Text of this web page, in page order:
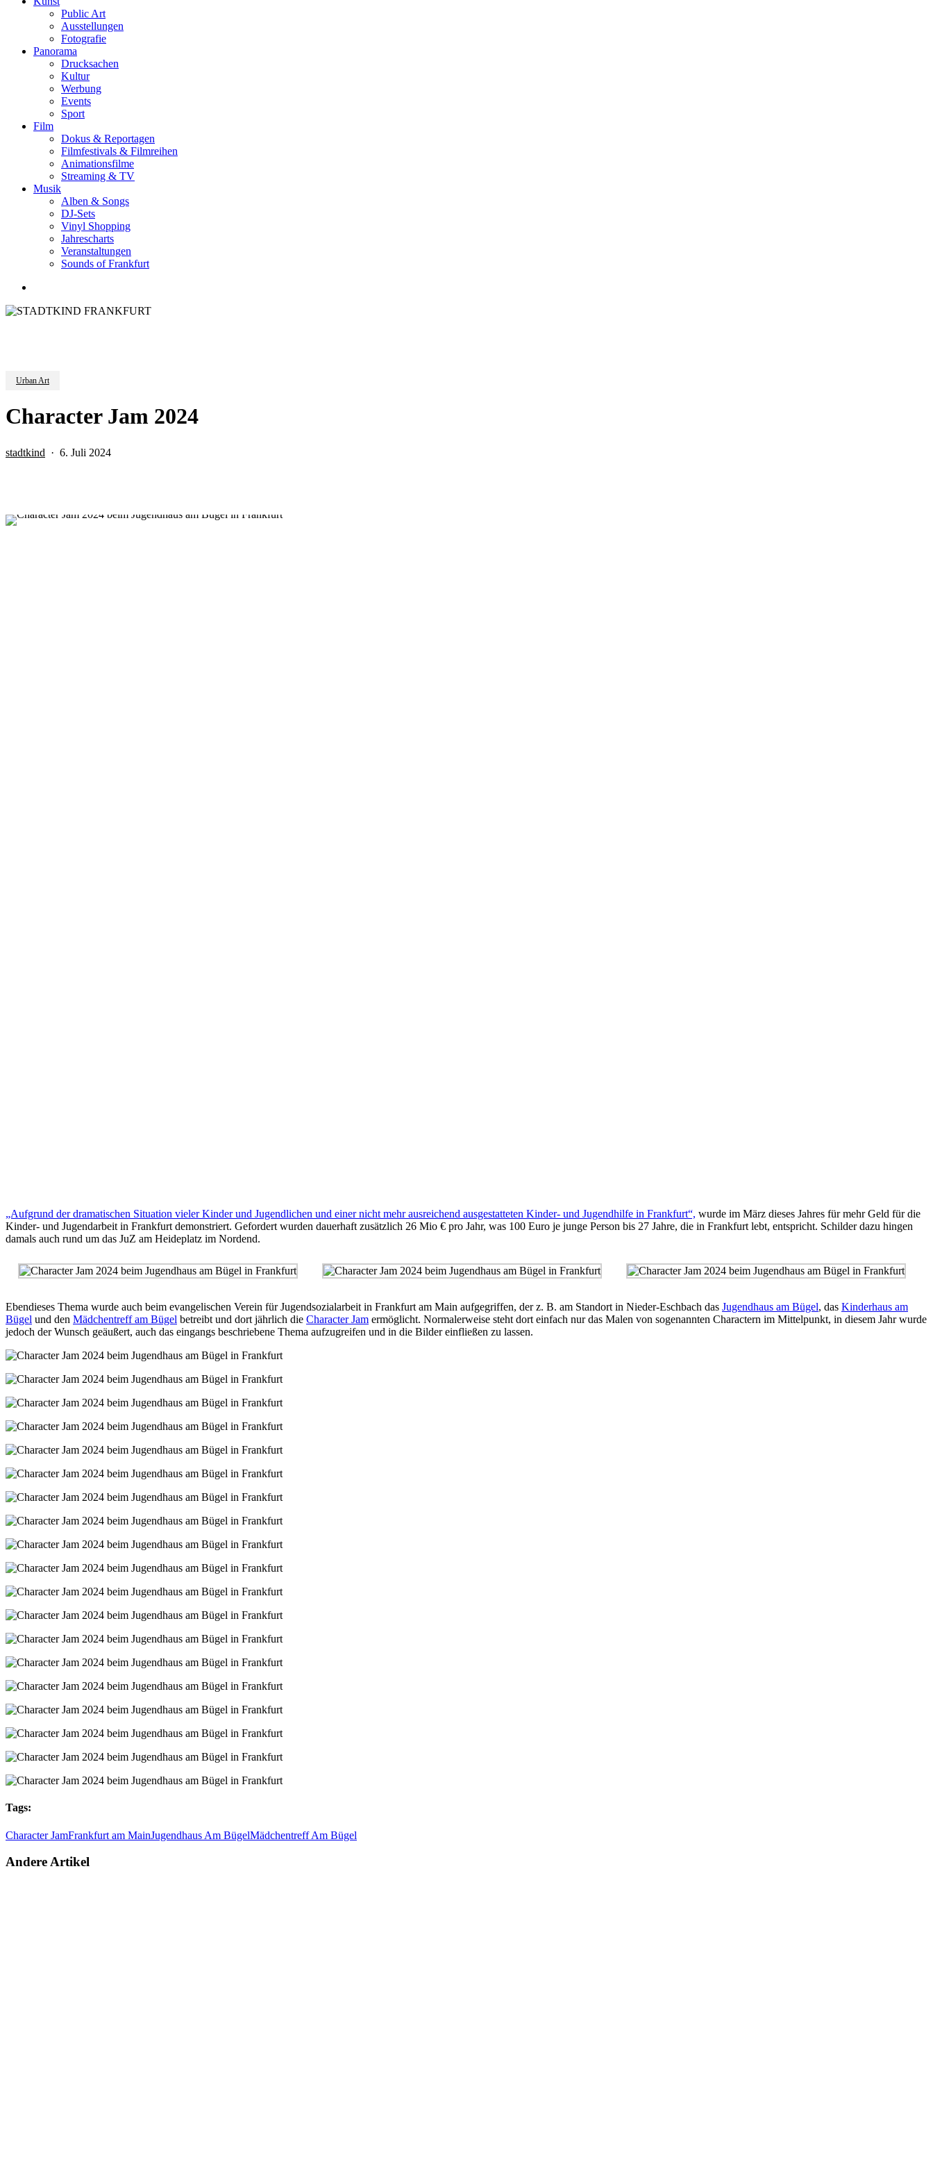
Public Art
Ausstellungen
Fotografie
Panorama
Drucksachen
Kultur
Werbung
Events
Sport
Film
Dokus & Reportagen
Filmfestivals & Filmreihen
Animationsfilme
Streaming & TV
Musik
Alben & Songs
DJ-Sets
Vinyl Shopping
Jahrescharts
Veranstaltungen
Sounds of Frankfurt
Urban Art
Character Jam 2024
stadtkind 6. Juli 2024
„Aufgrund der dramatischen Situation vieler Kinder und Jugendlichen und einer nicht mehr ausreichend ausgestatteten Kinder- und Jugendhilfe in Frankfurt“, wurde im März dieses Jahres für mehr Geld für die
Kinder- und Jugendarbeit in Frankfurt demonstriert. Gefordert wurden dauerhaft zusätzlich 26 Mio € pro Jahr, was 100 Euro je junge Person bis 27 Jahre, die in Frankfurt lebt, entspricht. Schilder dazu hingen
damals auch rund um das JuZ am Heideplatz im Nordend.
Ebendieses Thema wurde auch beim evangelischen Verein für Jugendsozialarbeit in Frankfurt am Main aufgegriffen, der z. B. am Standort in Nieder-Eschbach das Jugendhaus am Bügel, das Kinderhaus am
Bügel und den Mädchentreff am Bügel betreibt und dort jährlich die Character Jam ermöglicht. Normalerweise steht dort einfach nur das Malen von sogenannten Charactern im Mittelpunkt, in diesem Jahr wurde
jedoch der Wunsch geäußert, auch das eingangs beschriebene Thema aufzugreifen und in die Bilder einfließen zu lassen.
Tags:
Character JamFrankfurt am MainJugendhaus Am BügelMädchentreff Am Bügel
Andere Artikel